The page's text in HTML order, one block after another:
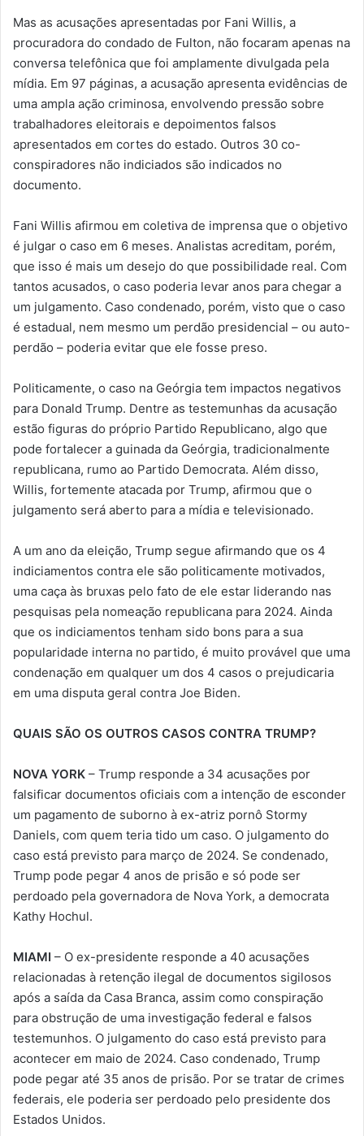
Mas as acusações apresentadas por Fani Willis, a
procuradora do condado de Fulton, não focaram apenas na
conversa telefônica que foi amplamente divulgada pela
mídia. Em 97 páginas, a acusação apresenta evidências de
uma ampla ação criminosa, envolvendo pressão sobre
trabalhadores eleitorais e depoimentos falsos
apresentados em cortes do estado. Outros 30 co-
conspiradores não indiciados são indicados no
documento.
Fani Willis afirmou em coletiva de imprensa que o objetivo
é julgar o caso em 6 meses. Analistas acreditam, porém,
que isso é mais um desejo do que possibilidade real. Com
tantos acusados, o caso poderia levar anos para chegar a
um julgamento. Caso condenado, porém, visto que o caso
é estadual, nem mesmo um perdão presidencial – ou auto-
perdão – poderia evitar que ele fosse preso.
Politicamente, o caso na Geórgia tem impactos negativos
para Donald Trump. Dentre as testemunhas da acusação
estão figuras do próprio Partido Republicano, algo que
pode fortalecer a guinada da Geórgia, tradicionalmente
republicana, rumo ao Partido Democrata. Além disso,
Willis, fortemente atacada por Trump, afirmou que o
julgamento será aberto para a mídia e televisionado.
A um ano da eleição, Trump segue afirmando que os 4
indiciamentos contra ele são politicamente motivados,
uma caça às bruxas pelo fato de ele estar liderando nas
pesquisas pela nomeação republicana para 2024. Ainda
que os indiciamentos tenham sido bons para a sua
popularidade interna no partido, é muito provável que uma
condenação em qualquer um dos 4 casos o prejudicaria
em uma disputa geral contra Joe Biden.
QUAIS SÃO OS OUTROS CASOS CONTRA TRUMP?
NOVA YORK – Trump responde a 34 acusações por
falsificar documentos oficiais com a intenção de esconder
um pagamento de suborno à ex-atriz pornô Stormy
Daniels, com quem teria tido um caso. O julgamento do
caso está previsto para março de 2024. Se condenado,
Trump pode pegar 4 anos de prisão e só pode ser
perdoado pela governadora de Nova York, a democrata
Kathy Hochul.
MIAMI – O ex-presidente responde a 40 acusações
relacionadas à retenção ilegal de documentos sigilosos
após a saída da Casa Branca, assim como conspiração
para obstrução de uma investigação federal e falsos
testemunhos. O julgamento do caso está previsto para
acontecer em maio de 2024. Caso condenado, Trump
pode pegar até 35 anos de prisão. Por se tratar de crimes
federais, ele poderia ser perdoado pelo presidente dos
Estados Unidos.